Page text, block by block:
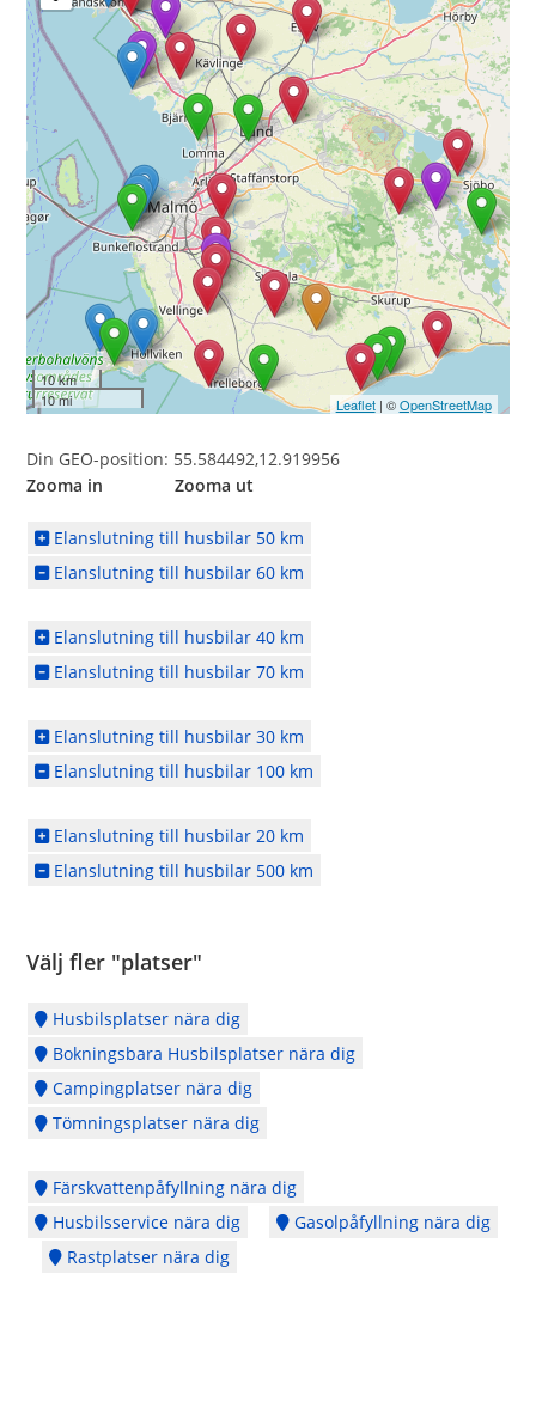
10 km
10 mi
Leaflet| ©OpenStreetMap
Din GEO-position: 55.584492,12.919956
Zooma in Zooma ut
Elanslutning till husbilar 50 km
Elanslutning till husbilar 60 km
Elanslutning till husbilar 40 km
Elanslutning till husbilar 70 km
Elanslutning till husbilar 30 km
Elanslutning till husbilar 100 km
Elanslutning till husbilar 20 km
Elanslutning till husbilar 500 km
Välj fler "platser"
Husbilsplatser nära dig
Bokningsbara Husbilsplatser nära dig
Campingplatser nära dig
Tömningsplatser nära dig
Färskvattenpåfyllning nära dig
Husbilsservice nära dig
Gasolpåfyllning nära dig
Rastplatser nära dig